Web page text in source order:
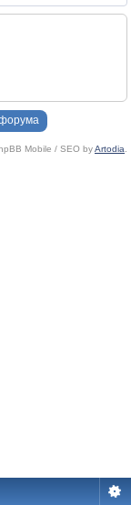
Mobile / SEO byArtodia